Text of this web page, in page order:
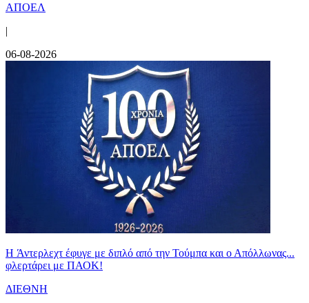
ΑΠΟΕΛ
|
06-08-2026
H Άντερλεχτ έφυγε με διπλό από την Τούμπα και ο Απόλλωνας...
φλερτάρει με ΠΑΟΚ!
ΔΙΕΘΝΗ